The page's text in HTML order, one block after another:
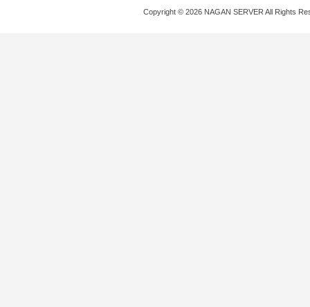
Copyright © 2026 NAGAN SERVER All Rights